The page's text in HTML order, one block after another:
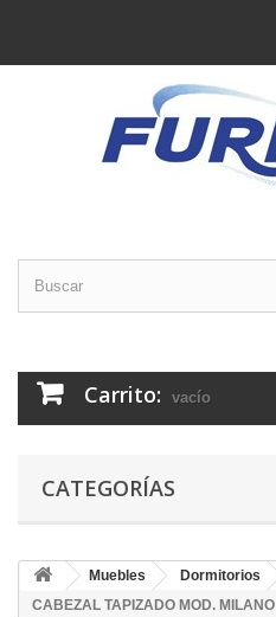
Carrito: vacío
CATEGORÍAS
Muebles Dormitorios
CABEZAL TAPIZADO MOD. MILANO